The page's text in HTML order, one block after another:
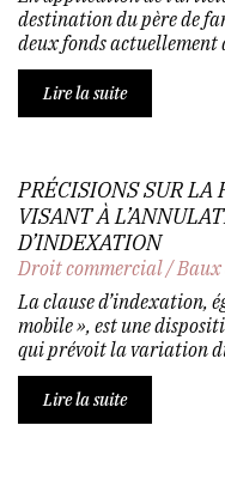
destination du père de
deux fonds actuellement
Lire la suite
PRÉCISIONS SUR LA
VISANT À
D’INDEXATION
Droit commercial/
La clause d’indexation,
mobile », est une
qui prévoit la variation
Lire la suite